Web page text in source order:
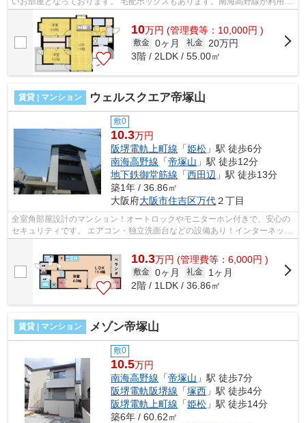
能！スーパーも近くにあり、静かで住...
10万円 (管理費等：10,000円 )
敷金 0ヶ月 礼金
20万円
3階 / 2LDK / 55.00㎡
賃貸 | マンション ウェルスクエア帝塚山
敷0
10.3万円
阪堺電軌上町線 「姫松 」駅 徒歩6分
南海高野線 「帝塚山 」駅 徒歩12分
地下鉄御堂筋線 「西田辺 」駅 徒歩13分
築1年 / 36.86㎡
大阪府大阪市住吉区万代２丁目
全室角部屋設計のマンション！オートロックやモニターホン付きで、安心の
セキュリティです。 エアコン・独立洗面台などの設備あり！インターネット
10.3万円 (管理費等：6,000円 )
敷金 0ヶ月 礼金
1ヶ月
2階 / 1LDK / 36.86㎡
賃貸 | マンション メゾン帝塚山
敷0
10.5万円
南海高野線 「帝塚山 」駅 徒歩7分
阪堺電軌阪堺線 「塚西 」駅 徒歩4分
阪堺電軌上町線 「姫松 」駅 徒歩14分
築6年 / 60.62㎡